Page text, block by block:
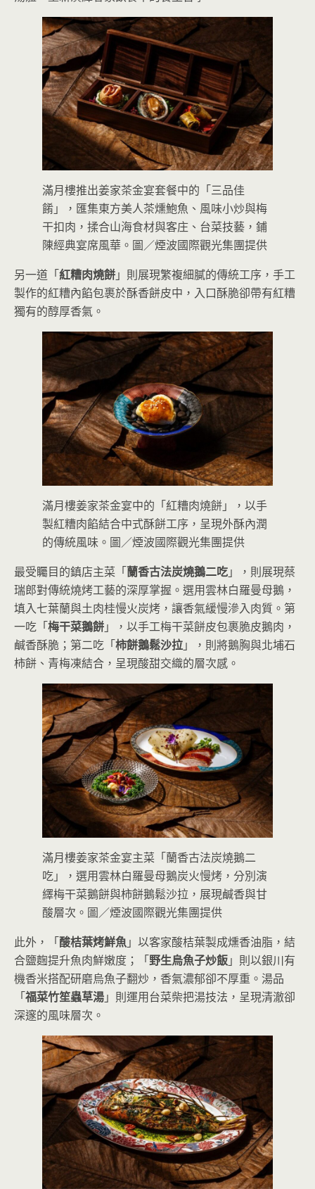
滿月樓推出姜家茶金宴套餐中的「三品佳
餚」，匯集東方美人茶燻鮑魚、風味小炒與梅
干扣肉，揉合山海食材與客庄、台菜技藝，鋪
陳經典宴席風華。圖／煙波國際觀光集團提供
另一道「紅糟肉燒餅」則展現繁複細膩的傳統工序，手工
製作的紅糟內餡包裹於酥香餅皮中，入口酥脆卻帶有紅糟
獨有的醇厚香氣。
滿月樓姜家茶金宴中的「紅糟肉燒餅」，以手
製紅糟肉餡結合中式酥餅工序，呈現外酥內潤
的傳統風味。圖／煙波國際觀光集團提供
最受矚目的鎮店主菜「蘭香古法炭燒鵝二吃」，則展現蔡
瑞郎對傳統燒烤工藝的深厚掌握。選用雲林白羅曼母鵝，
填入七葉蘭與土肉桂慢火炭烤，讓香氣緩慢滲入肉質。第
一吃「梅干菜鵝餅」，以手工梅干菜餅皮包裹脆皮鵝肉，
鹹香酥脆；第二吃「柿餅鵝鬆沙拉」，則將鵝胸與北埔石
柿餅、青梅凍結合，呈現酸甜交織的層次感。
滿月樓姜家茶金宴主菜「蘭香古法炭燒鵝二
吃」，選用雲林白羅曼母鵝炭火慢烤，分別演
繹梅干菜鵝餅與柿餅鵝鬆沙拉，展現鹹香與甘
酸層次。圖／煙波國際觀光集團提供
此外，「酸桔葉烤鮮魚」以客家酸桔葉製成燻香油脂，結
合鹽麴提升魚肉鮮嫩度；「野生烏魚子炒飯」則以銀川有
機香米搭配研磨烏魚子翻炒，香氣濃郁卻不厚重。湯品
「福菜竹笙蟲草湯」則運用台菜柴把湯技法，呈現清澈卻
深邃的風味層次。